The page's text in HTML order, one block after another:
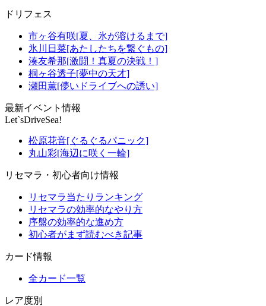
ドリフェス
市ヶ谷有咲[夏、氷が溶けるまで]
氷川日菜[あたしたちを繋ぐもの]
湊友希那[激闘！真夏の決戦！]
桐ヶ谷透子[夢中の天才]
瀬田薫[儚いドライブへの誘い]
最新イベント情報
Let`sDriveSea!
松原花音[ぐるぐるパニック]
丸山彩[海辺に咲く一輪]
リセマラ・初心者向け情報
リセマラ当たりランキング
リセマラの効率的なやり方
序盤の効率的な進め方
初心者がまず読むべき記事
カード情報
全カード一覧
レア度別